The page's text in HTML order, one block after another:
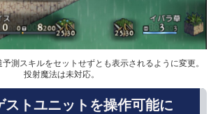
測スキルをセットせずとも表示されるように変更。
投射魔法は未対応。
ストユニットを操作可能に